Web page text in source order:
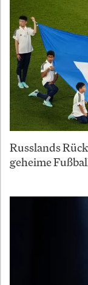
Russlands
geheime